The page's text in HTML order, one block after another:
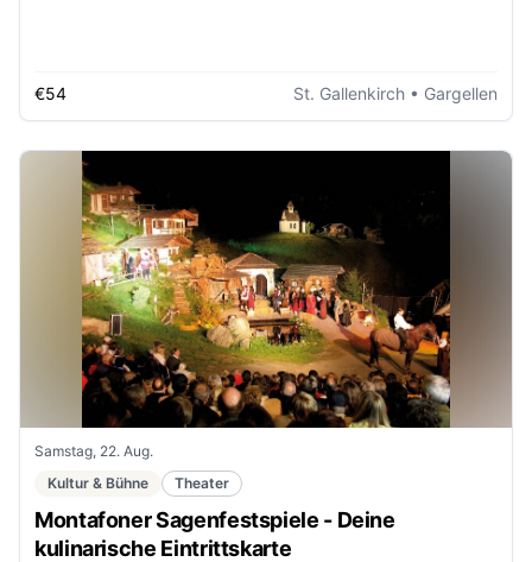
€54 St. Gallenkirch • Gargellen
Samstag, 22. Aug.
Kultur & Bühne
Theater
Montafoner Sagenfestspiele - Deine
kulinarische Eintrittskarte